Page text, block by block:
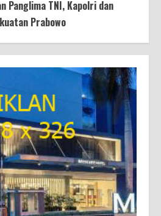
Panglima TNI, Kapolri dan
Prabowo